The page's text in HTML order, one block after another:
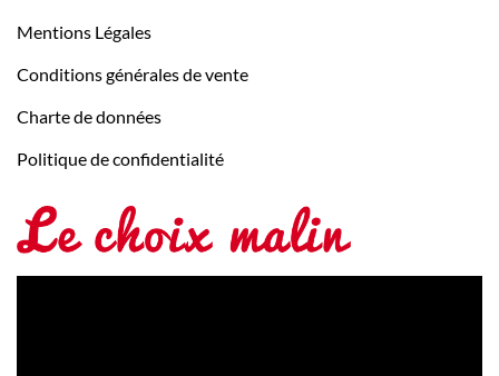
Mentions Légales
Conditions générales de vente
Charte de données
Politique de confidentialité